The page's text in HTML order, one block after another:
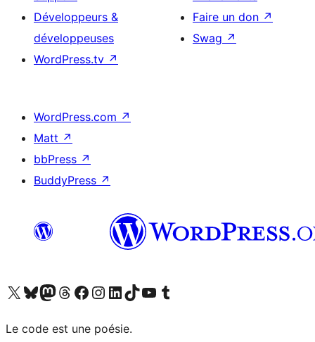
Développeurs &
développeuses
WordPress.tv ↗
Faire un don ↗
Swag ↗
WordPress.com ↗
Matt ↗
bbPress ↗
BuddyPress ↗
Visitez notre compte X (précédemment Twitter)
Visiter notre compte Bluesky
Visiter notre compte Mastodon
Visiter notre compte Threads
Consulter notre compte Facebook
Consulter notre compte Instagram
Consulter notre compte LinkedIn
Visiter notre compte TokTok
Visiter notre chaîne YouTube
Visiter notre compte Tumblr
Le code est une poésie.